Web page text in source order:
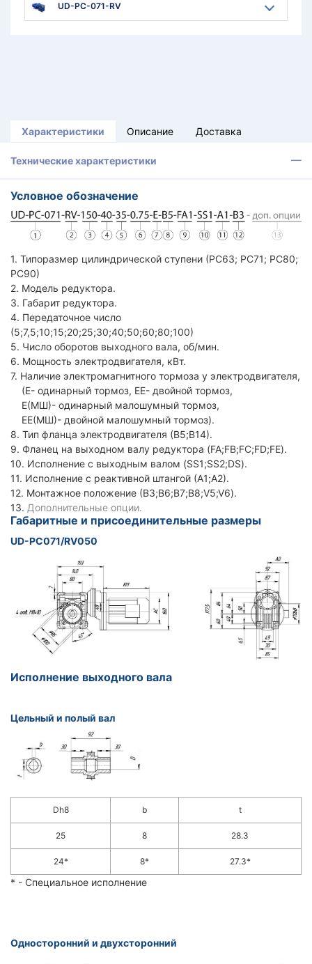
UD-PC-071-RV
Характеристики Описание Доставка
Технические характеристики
Условное обозначение
1. Типоразмер цилиндрической ступени (РС63; РС71; PC80;
РС90)
2. Модель редуктора.
3. Габарит редуктора.
4. Передаточное число
(5;7,5;10;15;20;25;30;40;50;60;80;100)
5. Число оборотов выходного вала, об/мин.
6. Мощность электродвигателя, кВт.
7. Наличие электромагнитного тормоза у электродвигателя,
(Е- одинарный тормоз, ЕЕ- двойной тормоз,
Е(МШ)- одинарный малошумный тормоз,
ЕЕ(МШ)- двойной малошумный тормоз).
8. Тип фланца электродвигателя (В5;В14).
9. Фланец на выходном валу редуктора (FA;FB;FC;FD;FE).
10. Исполнение с выходным валом (SS1;SS2;DS).
11. Исполнение с реактивной штангой (А1;А2).
12. Монтажное положение (В3;В6;В7;В8;V5;V6).
13. Дополнительные опции.
Габаритные и присоединительные размеры
UD-PC071/RV050
Исполнение выходного вала
Цельный и полый вал
Dh8 b t
25 8 28.3
24* 8* 27.3*
* - Специальное исполнение
Односторонний и двухсторонний